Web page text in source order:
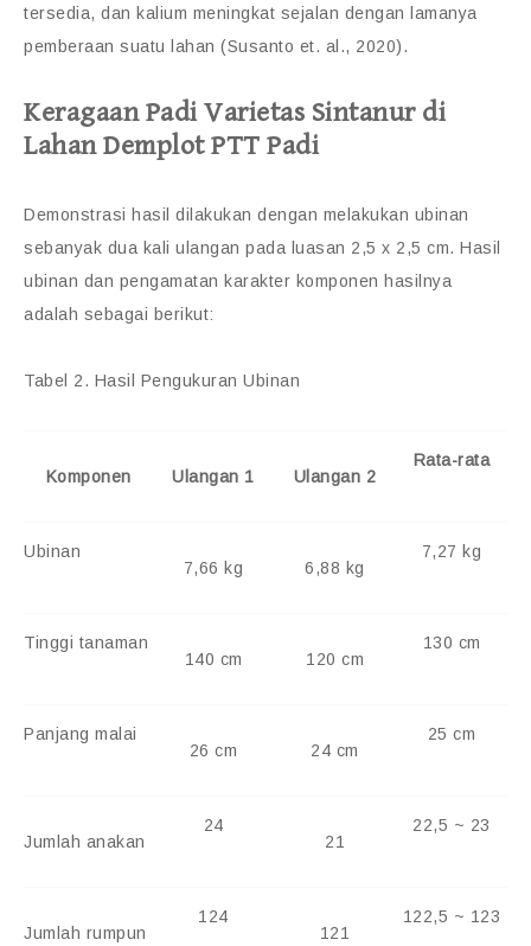
tersedia, dan kalium meningkat sejalan dengan lamanya
pemberaan suatu lahan (Susanto et. al., 2020).
Keragaan Padi Varietas Sintanur di
Lahan Demplot PTT Padi
Demonstrasi hasil dilakukan dengan melakukan ubinan
sebanyak dua kali ulangan pada luasan 2,5 x 2,5 cm. Hasil
ubinan dan pengamatan karakter komponen hasilnya
adalah sebagai berikut:
Tabel 2. Hasil Pengukuran Ubinan
Komponen Ulangan 1 Ulangan 2
Rata-rata
Ubinan
7,66 kg
6,88 kg
7,27 kg
Tinggi tanaman
140 cm
120 cm
130 cm
Panjang malai
26 cm
24 cm
25 cm
Jumlah anakan
24
21
22,5 ~ 23
Jumlah rumpun
124
121
122,5 ~ 123